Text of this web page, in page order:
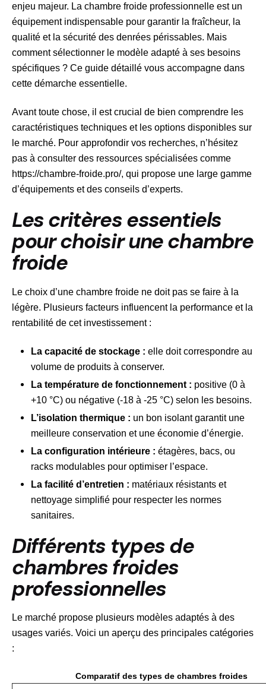
enjeu majeur. La chambre froide professionnelle est un
équipement indispensable pour garantir la fraîcheur, la
qualité et la sécurité des denrées périssables. Mais
comment sélectionner le modèle adapté à ses besoins
spécifiques ? Ce guide détaillé vous accompagne dans
cette démarche essentielle.
Avant toute chose, il est crucial de bien comprendre les
caractéristiques techniques et les options disponibles sur
le marché. Pour approfondir vos recherches, n’hésitez
pas à consulter des ressources spécialisées comme
https://chambre-froide.pro/, qui propose une large gamme
d’équipements et des conseils d’experts.
Les critères essentiels
pour choisir une chambre
froide
Le choix d’une chambre froide ne doit pas se faire à la
légère. Plusieurs facteurs influencent la performance et la
rentabilité de cet investissement :
La capacité de stockage : elle doit correspondre au
volume de produits à conserver.
La température de fonctionnement : positive (0 à
+10 °C) ou négative (-18 à -25 °C) selon les besoins.
L’isolation thermique : un bon isolant garantit une
meilleure conservation et une économie d’énergie.
La configuration intérieure : étagères, bacs, ou
racks modulables pour optimiser l’espace.
La facilité d’entretien : matériaux résistants et
nettoyage simplifié pour respecter les normes
sanitaires.
Différents types de
chambres froides
professionnelles
Le marché propose plusieurs modèles adaptés à des
usages variés. Voici un aperçu des principales catégories
:
Comparatif des types de chambres froides